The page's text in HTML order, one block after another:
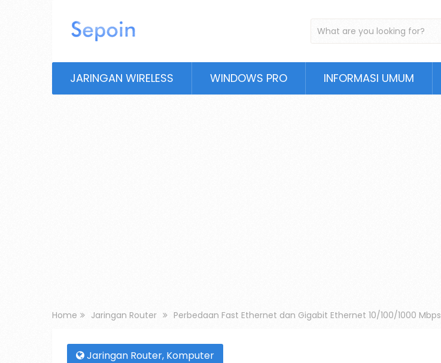
JARINGAN WIRELESS WINDOWS PRO INFORMASI UMUM
Home Jaringan Router Perbedaan Fast Ethernet dan Gigabit Ethernet 10/100/1000 Mbps
Jaringan Router, Komputer